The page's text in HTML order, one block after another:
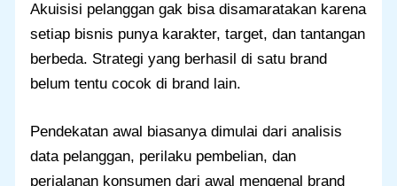
Akuisisi pelanggan gak bisa disamaratakan karena
setiap bisnis punya karakter, target, dan tantangan
berbeda. Strategi yang berhasil di satu brand
belum tentu cocok di brand lain.
Pendekatan awal biasanya dimulai dari analisis
data pelanggan, perilaku pembelian, dan
perjalanan konsumen dari awal mengenal brand